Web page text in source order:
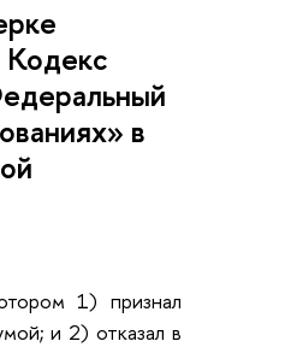
Кодекс
в
1) признал
и 2) отказал в